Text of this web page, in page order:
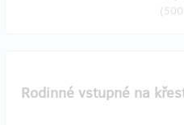
(
Rodinné vstupné na